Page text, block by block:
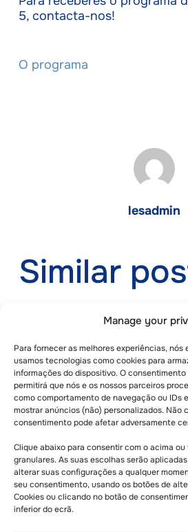
Manage your
Para fornecer as melhores experiências, nós
usamos tecnologias como cookies para
informações do dispositivo. O
permitirá que nós e os nossos parceiros
como comportamento de navegação ou IDs
mostrar anúncios (não) personalizados. Não
consentimento pode afetar adversamente
Clique abaixo para consentir com o acima
granulares. As suas escolhas serão
alterar suas configurações a qualquer
seu consentimento, usando os botões de
Cookies ou clicando no botão de
inferior do ecrã.
5, contacta-nos!
O programa
lesadmin
Similar
AS 10
RAZÕES PARA